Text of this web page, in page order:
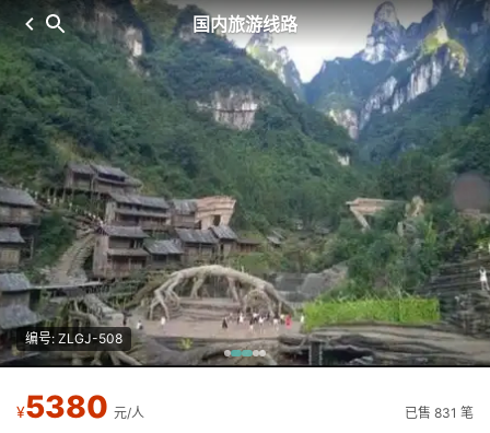
国内旅游线路
编号: ZLGJ-508
¥5380 元/人 已售 831 笔